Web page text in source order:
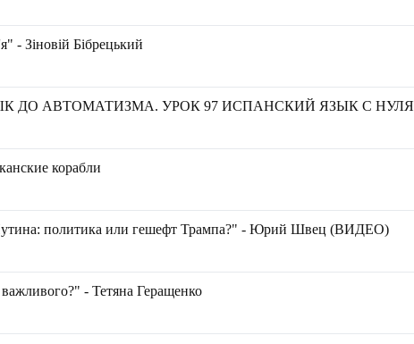
- Зіновій Бібрецький
ДО АВТОМАТИЗМА. УРОК 97 ИСПАНСКИЙ ЯЗЫК С НУЛЯ
корабли
политика или гешефт Трампа?" - Юрий Швец (ВИДЕО)
- Тетяна Геращенко